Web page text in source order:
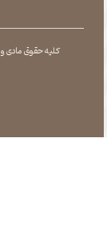
کلیه حقوق مادی